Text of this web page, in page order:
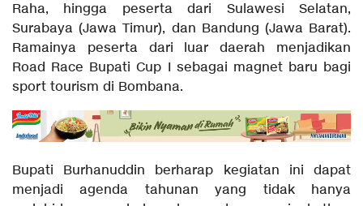
Raha, hingga peserta dari Sulawesi Selatan,
Surabaya (Jawa Timur), dan Bandung (Jawa Barat).
Ramainya peserta dari luar daerah menjadikan
Road Race Bupati Cup I sebagai magnet baru bagi
sport tourism di Bombana.
Bupati Burhanuddin berharap kegiatan ini dapat
menjadi agenda tahunan yang tidak hanya